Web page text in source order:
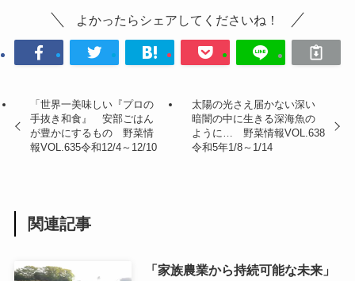
よかったらシェアしてくださいね！
「世界一美味しい『プロの
手抜き和食』 安部ごはん
が豊かにするもの 野菜情
報VOL.635令和12/4～12/10
太陽の光さえ届かない深い
暗闇の中に生きる深海魚の
ように… 野菜情報VOL.638
令和5年1/8～1/14
関連記事
「家族農業から持続可能な未来」